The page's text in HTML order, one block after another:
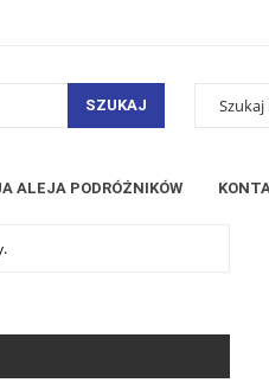
SZUKAJ
ALEJA PODRÓŻNIKÓW
.